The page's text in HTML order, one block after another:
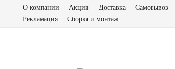
О компании Акции Доставка Самовывоз
Рекламация
Сборка и монтаж